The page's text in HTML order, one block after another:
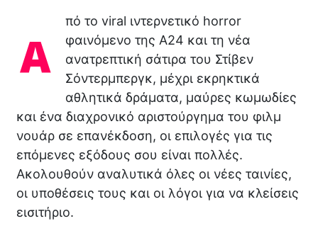
Α
πό το viral ιντερνετικό horror
φαινόμενο της A24 και τη νέα
ανατρεπτική σάτιρα του Στίβεν
Σόντερμπεργκ, μέχρι εκρηκτικά
αθλητικά δράματα, μαύρες κωμωδίες
και ένα διαχρονικό αριστούργημα του φιλμ
νουάρ σε επανέκδοση, οι επιλογές για τις
επόμενες εξόδους σου είναι πολλές.
Ακολουθούν αναλυτικά όλες οι νέες ταινίες,
οι υποθέσεις τους και οι λόγοι για να κλείσεις
εισιτήριο.